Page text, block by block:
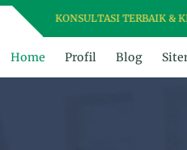
KONSULTASI TERBAIK &
Home Profil Blog